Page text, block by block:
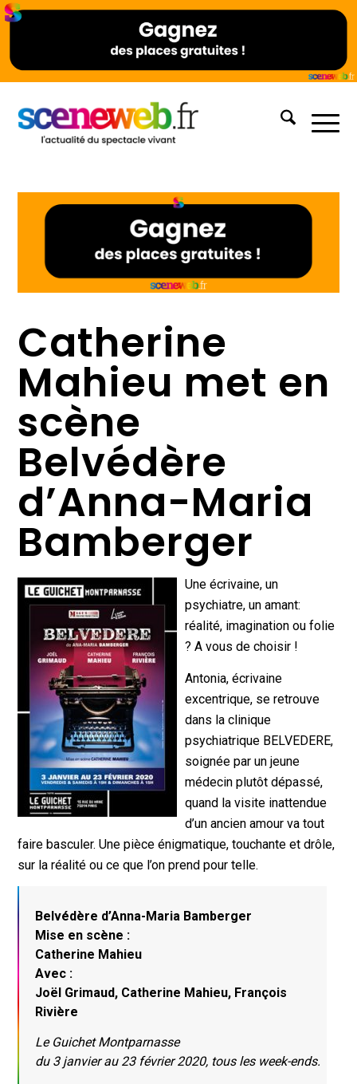
Catherine
Mahieu met en
scène
Belvédère
d’Anna-Maria
Bamberger
Une écrivaine, un
psychiatre, un amant:
réalité, imagination ou folie
? A vous de choisir !
Antonia, écrivaine
excentrique, se retrouve
dans la clinique
psychiatrique BELVEDERE,
soignée par un jeune
médecin plutôt dépassé,
quand la visite inattendue
d’un ancien amour va tout
faire basculer. Une pièce énigmatique, touchante et drôle,
sur la réalité ou ce que l’on prend pour telle.
Belvédère d’Anna-Maria Bamberger
Mise en scène :
Catherine Mahieu
Avec :
Joël Grimaud, Catherine Mahieu, François
Rivière
Le Guichet Montparnasse
du 3 janvier au 23 février 2020, tous les week-ends.